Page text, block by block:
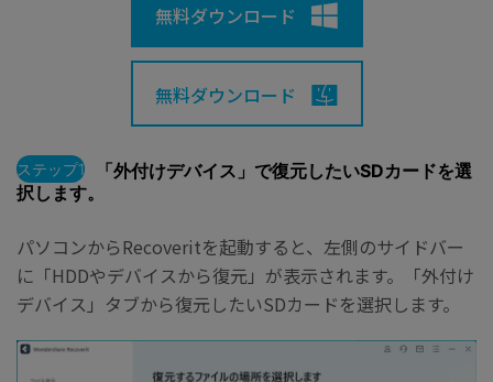
無料ダウンロード
無料ダウンロード
ステップ1
「外付けデバイス」で復元したいSDカードを選
択します。
パソコンからRecoveritを起動すると、 左側のサイドバー
に「HDDやデバイスから復元」が表示されます。「外付け
デバイス」タブから復元したいSDカードを選択します。